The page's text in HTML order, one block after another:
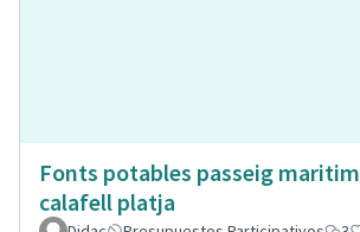
Fonts potables passeig maritim
calafell platja